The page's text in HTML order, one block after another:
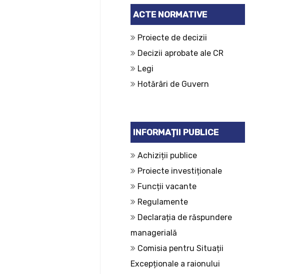
ACTE NORMATIVE
Proiecte de decizii
Decizii aprobate ale CR
Legi
Hotărâri de Guvern
INFORMAȚII PUBLICE
Achiziții publice
Proiecte investiționale
Funcții vacante
Regulamente
Declarația de răspundere
managerială
Comisia pentru Situații
Excepționale a raionului